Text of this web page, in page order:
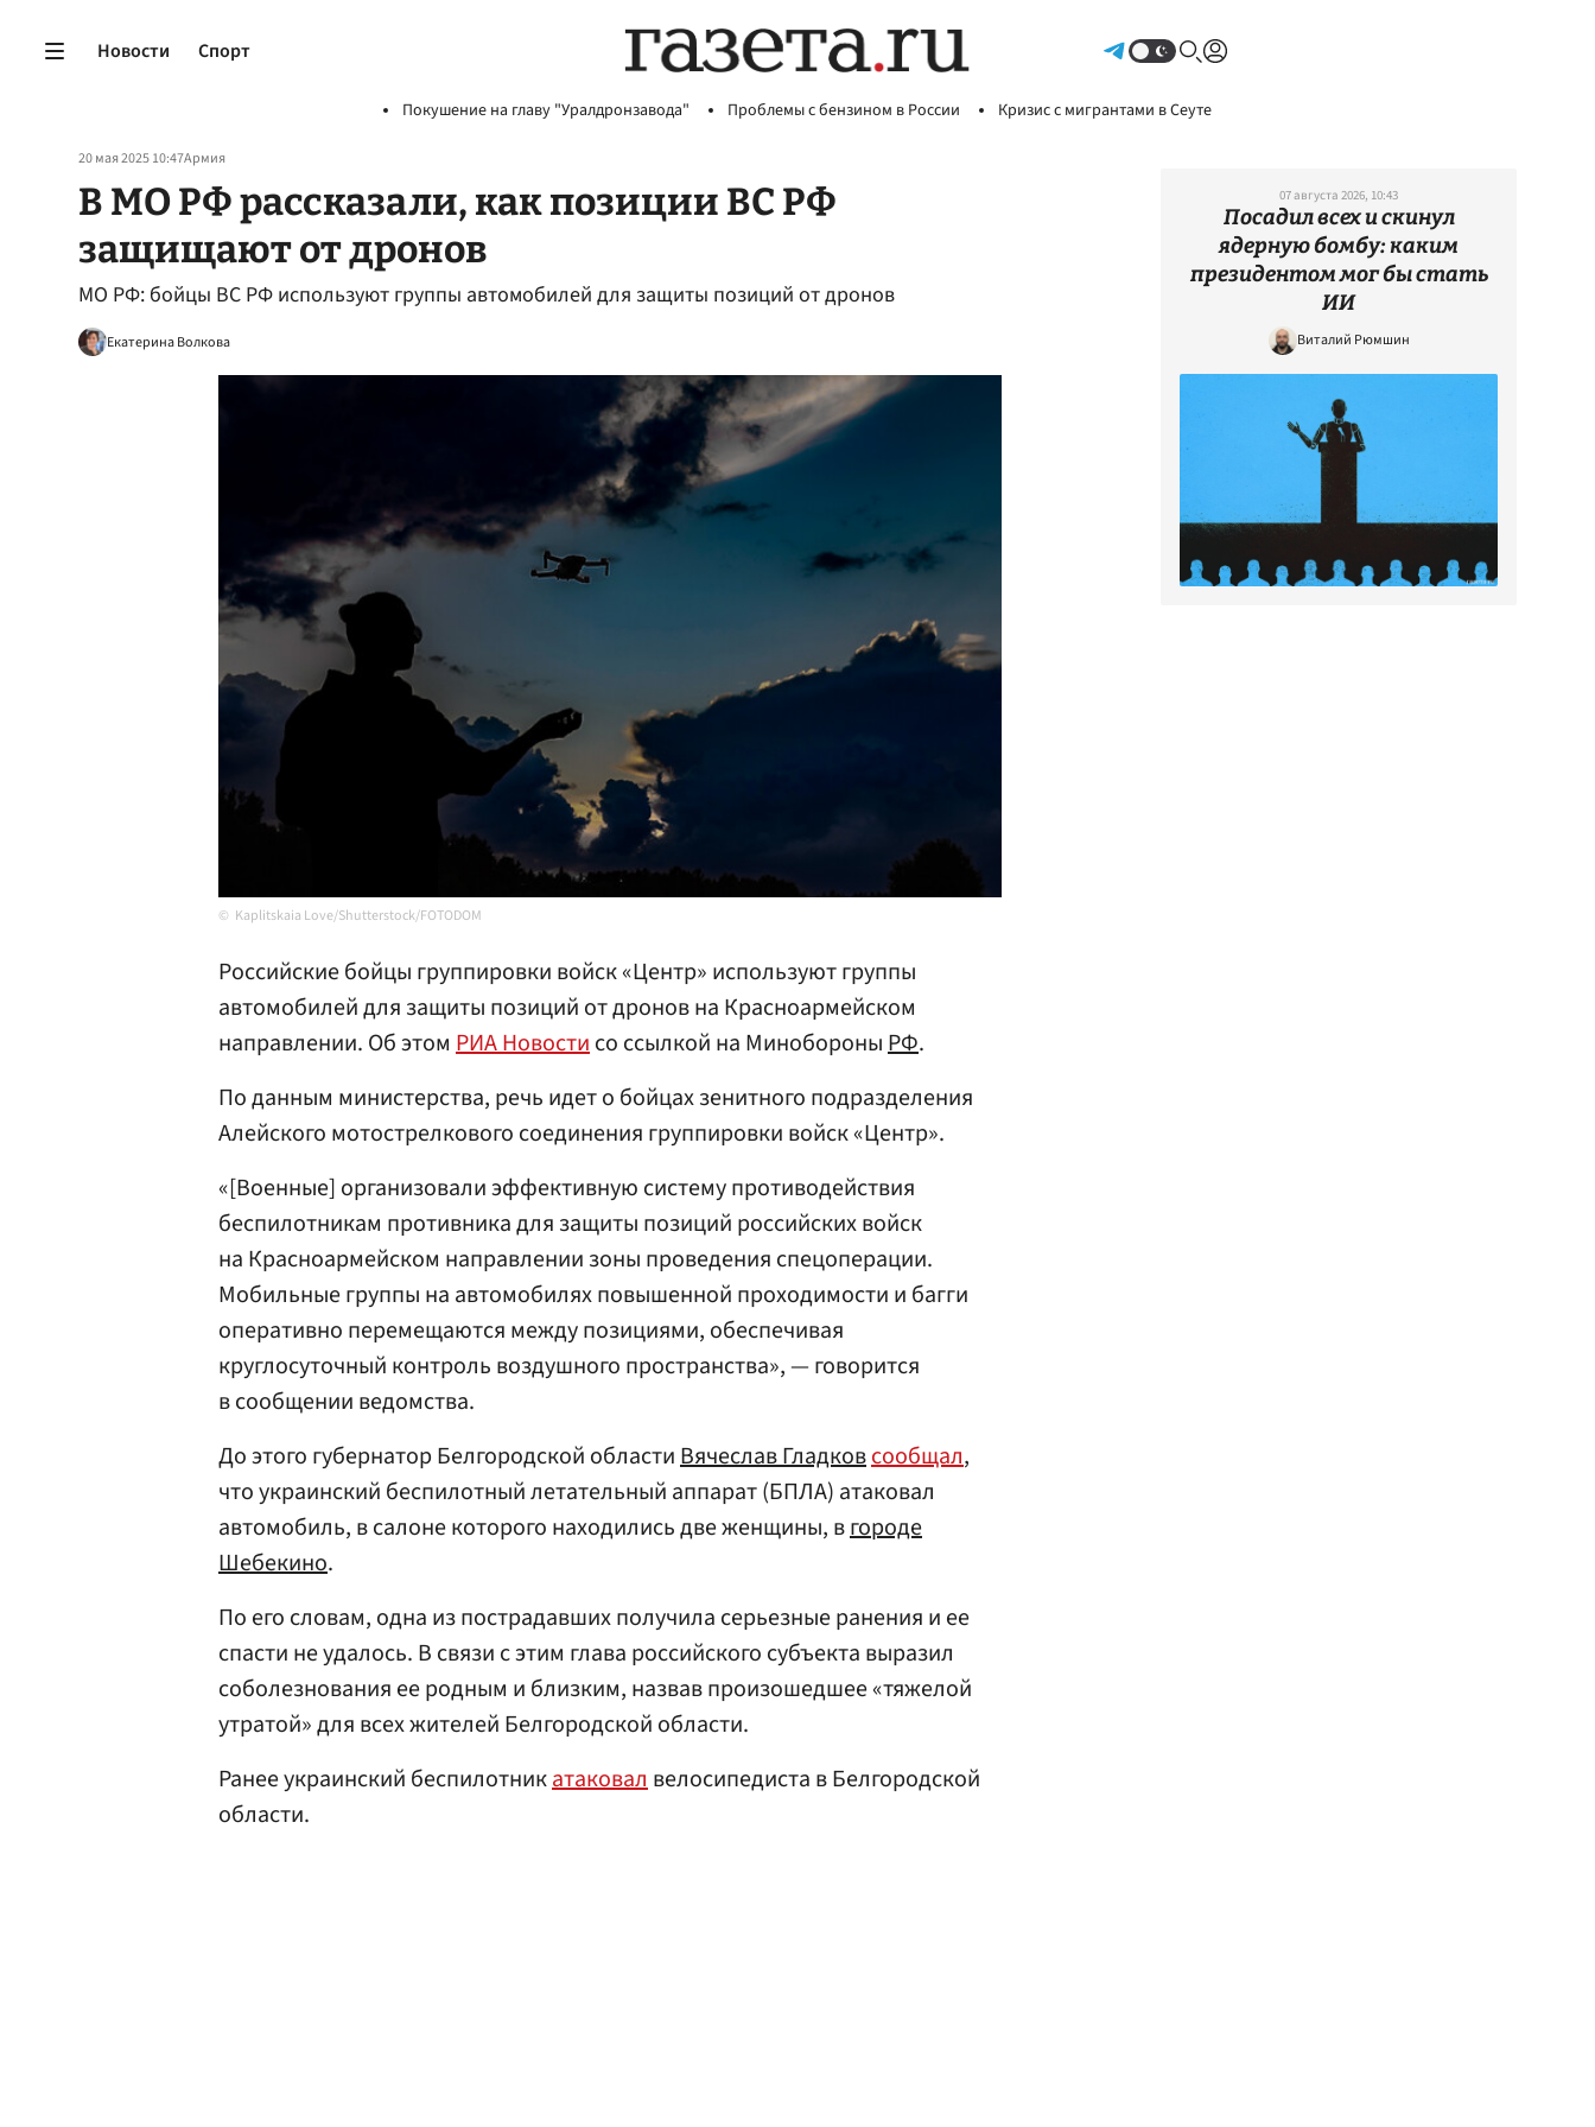
Новости Спорт
Покушение на главу "Уралдронзавода" Проблемы с бензином в России Кризис с мигрантами в Сеуте
20 мая 2025 10:47Армия
В МО РФ рассказали, как позиции ВС РФ
защищают от дронов
МО РФ: бойцы ВС РФ используют группы автомобилей для защиты позиций от дронов
Екатерина Волкова
Kaplitskaia Love/Shutterstock/FOTODOM
Российские бойцы группировки войск «Центр» используют группы
автомобилей для защиты позиций от дронов на Красноармейском
направлении. Об этом РИА Новостисо ссылкой на МинобороныРФ.
По данным министерства, речь идет о бойцах зенитного подразделения
Алейского мотострелкового соединения группировки войск «Центр».
«[Военные] организовали эффективную систему противодействия
беспилотникам противника для защиты позиций российских войск
на Красноармейском направлении зоны проведения спецоперации.
Мобильные группы на автомобилях повышенной проходимости и багги
оперативно перемещаются между позициями, обеспечивая
круглосуточный контроль воздушного пространства», — говорится
в сообщении ведомства.
До этого губернатор Белгородской областиВячеслав Гладковсообщал,
что украинский беспилотный летательный аппарат (БПЛА) атаковал
автомобиль, в салоне которого находились две женщины, вгороде
Шебекино.
По его словам, одна из пострадавших получила серьезные ранения и ее
спасти не удалось. В связи с этим глава российского субъекта выразил
соболезнования ее родным и близким, назвав произошедшее «тяжелой
утратой» для всех жителей Белгородской области.
Ранее украинский беспилотникатаковалвелосипедиста в Белгородской
области.
07 августа 2026, 10:43
Посадил всех и скинул
ядерную бомбу: каким
президентом мог бы стать
ИИ
Виталий Рюмшин